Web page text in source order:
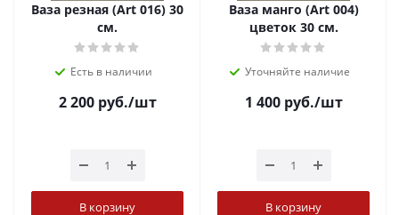
Ваза резная (Art 016) 30
см.
Есть в наличии
2 200руб./шт
В корзину
Ваза манго (Art 004)
цветок 30 см.
Уточняйте наличие
1 400руб./шт
В корзину